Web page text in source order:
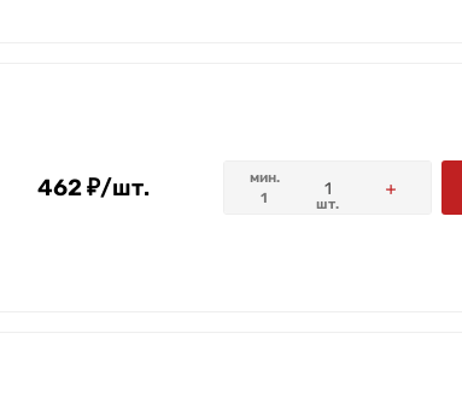
462₽/шт.
мин.
1
шт.